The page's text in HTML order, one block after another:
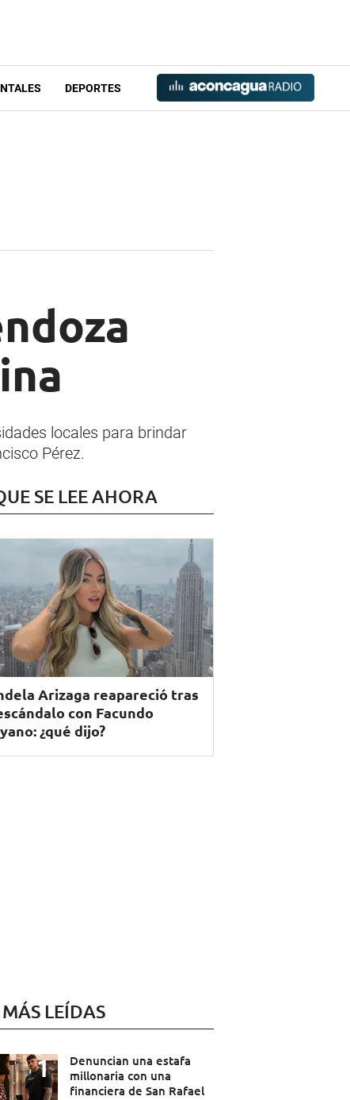
DEPORTES
locales para brindar
Pérez.
SE LEE AHORA
Arizaga reapareció tras
con Facundo
¿qué dijo?
LEÍDAS
Denuncian una estafa
millonaria con una
financiera de San Rafael